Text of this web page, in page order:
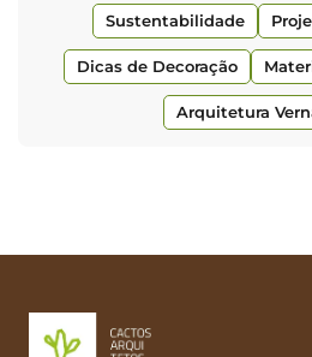
Sustentabilidade
Dicas de Decoração
Arquitetura